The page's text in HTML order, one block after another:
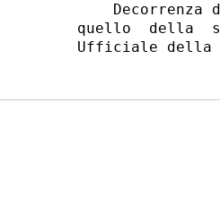
Decorrenza
quello  della